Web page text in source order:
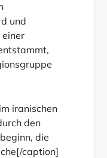
und
iranischen
den
die
caption]